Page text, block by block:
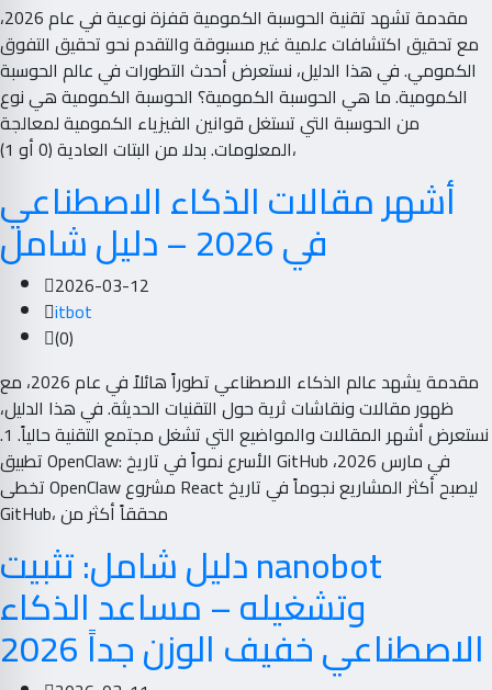
مقدمة تشهد تقنية الحوسبة الكمومية قفزة نوعية في عام 2026،
مع تحقيق اكتشافات علمية غير مسبوقة والتقدم نحو تحقيق التفوق
الكمومي. في هذا الدليل، نستعرض أحدث التطورات في عالم الحوسبة
الكمومية. ما هي الحوسبة الكمومية؟ الحوسبة الكمومية هي نوع
من الحوسبة التي تستغل قوانين الفيزياء الكمومية لمعالجة
المعلومات. بدلا من البتات العادية (0 أو 1)،
أشهر مقالات الذكاء الاصطناعي
في 2026 – دليل شامل
2026-03-12
itbot
(0)
مقدمة يشهد عالم الذكاء الاصطناعي تطوراً هائلاً في عام 2026، مع
ظهور مقالات ونقاشات ثرية حول التقنيات الحديثة. في هذا الدليل،
نستعرض أشهر المقالات والمواضيع التي تشغل مجتمع التقنية حالياً. 1.
تطبيق OpenClaw: الأسرع نمواً في تاريخ GitHub في مارس 2026،
تخطى OpenClaw مشروع React ليصبح أكثر المشاريع نجوماً في تاريخ
GitHub، محققاً أكثر من
دليل شامل: تثبيت nanobot
وتشغيله – مساعد الذكاء
الاصطناعي خفيف الوزن جداً 2026